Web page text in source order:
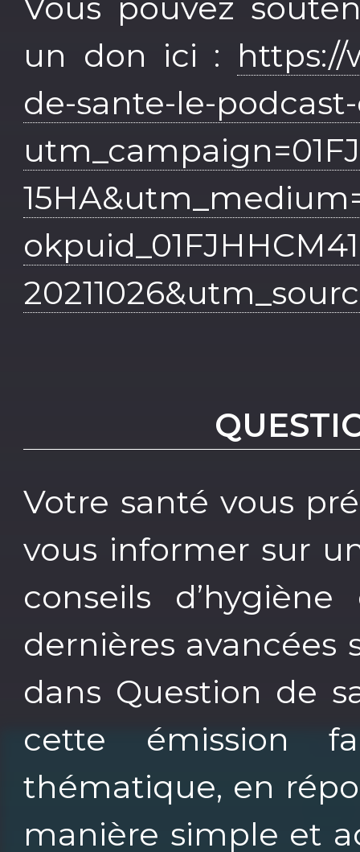
un don ici : https://
de-sante-le-
Votre santé vous
vous informer sur
conseils
dernières avancées
dans Question de
cette émission
thématique, en
manière simple et